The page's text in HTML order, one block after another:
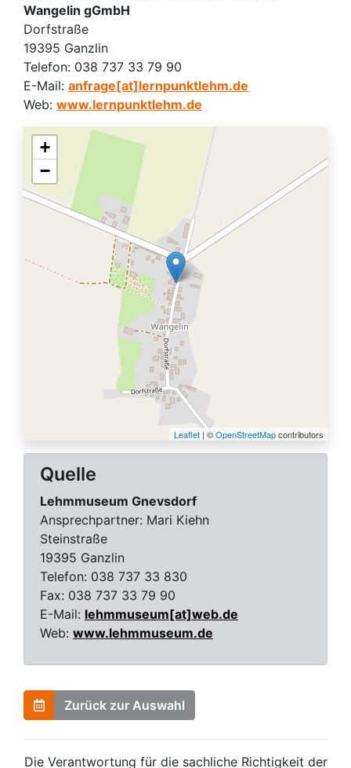
Wangelin gGmbH
Dorfstraße
19395 Ganzlin
Telefon: 038 737 33 79 90
E-Mail: anfrage[at]lernpunktlehm.de
Web: www.lernpunktlehm.de
+
−
Leaflet | ©OpenStreetMapcontributors
Quelle
Lehmmuseum Gnevsdorf
Ansprechpartner: Mari Kiehn
Steinstraße
19395 Ganzlin
Telefon: 038 737 33 830
Fax: 038 737 33 79 90
E-Mail: lehmmuseum[at]web.de
Web: www.lehmmuseum.de
Zurück zur Auswahl
Die Verantwortung für die sachliche Richtigkeit der